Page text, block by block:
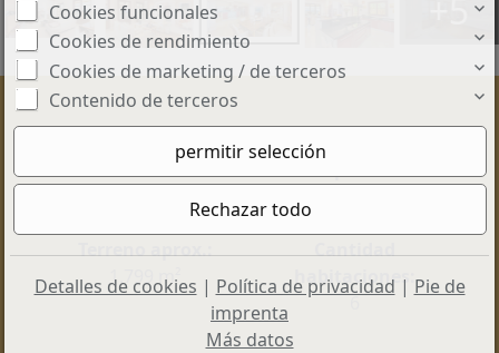
9.900.000 €
Superficie útil
Terreno aprox.:
1.799 m²
Cantidad
habitaciones:
6
Cookies funcionales
Cookies de rendimiento
Cookies de marketing / de terceros
Contenido de terceros
Detalles de cookies | Política de privacidad | Pie de
imprenta
Más datos